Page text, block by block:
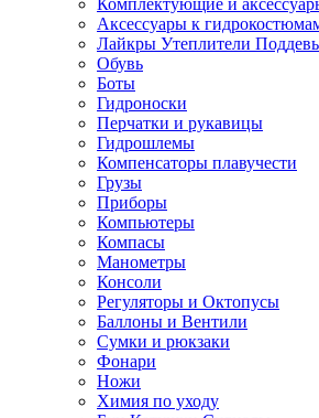
Комплектующие и
Аксессуары к
Лайкры Утеплители
Обувь
Боты
Гидроноски
Перчатки и рукавицы
Гидрошлемы
Компенсаторы плавучести
Грузы
Приборы
Компьютеры
Компасы
Манометры
Консоли
Регуляторы и Октопусы
Баллоны и Вентили
Сумки и рюкзаки
Фонари
Ножи
Химия по уходу